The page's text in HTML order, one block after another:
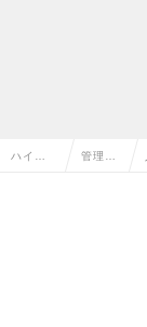
ハイク 管理部